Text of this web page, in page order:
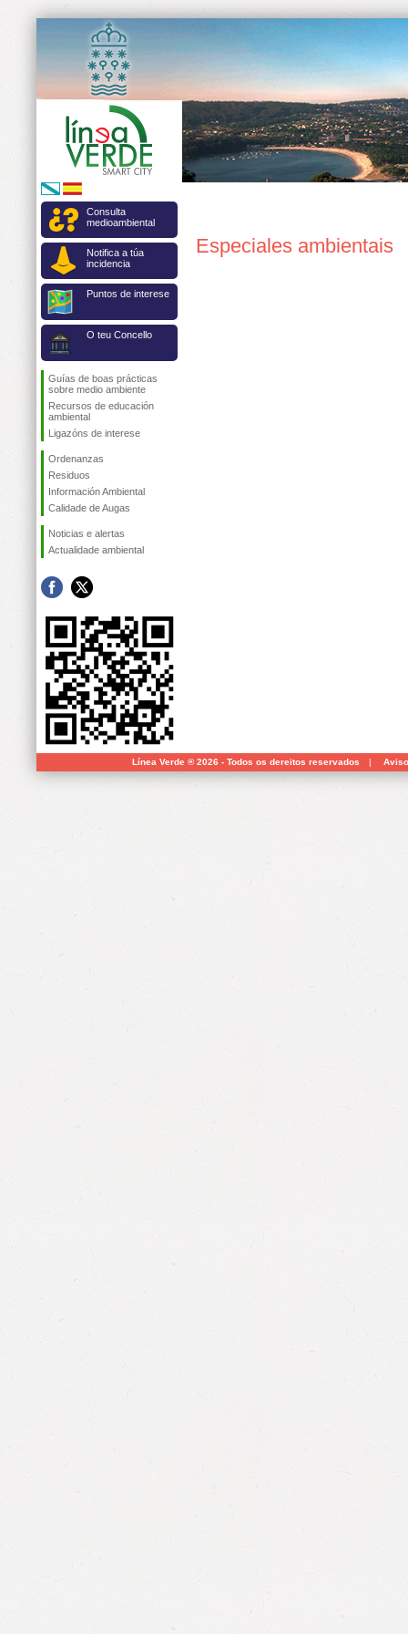
Consulta
medioambiental
Notifica a túa
incidencia
Puntos de interese
O teu Concello
Guías de boas prácticas
sobre medio ambiente
Recursos de educación
ambiental
Ligazóns de interese
Ordenanzas
Residuos
Información Ambiental
Calidade de Augas
Noticias e alertas
Actualidade ambiental
Especiales ambientais
Línea Verde ® 2026 - Todos os dereitos reservados |